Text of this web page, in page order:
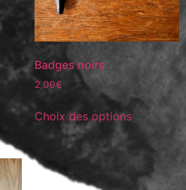
Badges noirs
2,00€
Choix des options